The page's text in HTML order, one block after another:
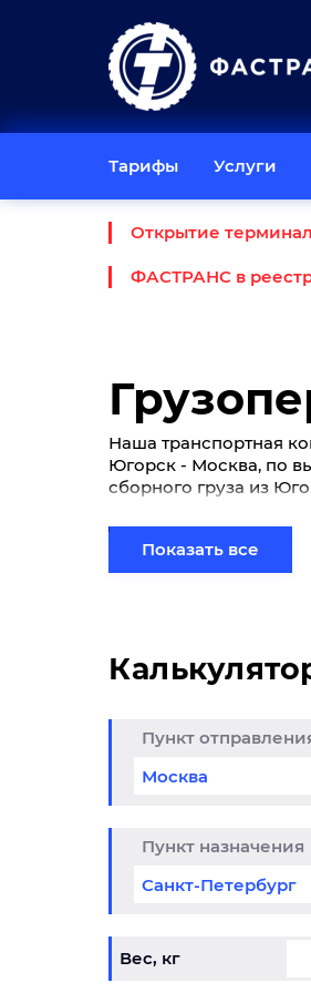
Тарифы Услуги
Открытие
ФАСТРАНС в
Наша транспортная
Югорск - Москва, по
сборного груза из
Показать все
Пункт
Пункт назначения
Вес, кг
до 25% из
в